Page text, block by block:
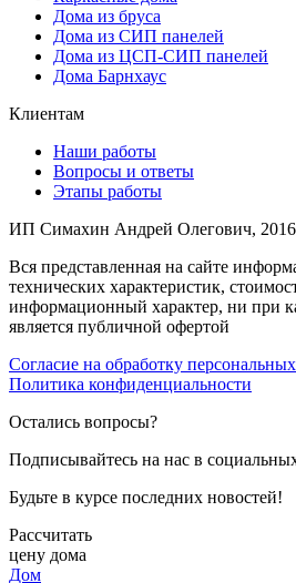
Дома из бруса
Дома из СИП панелей
Дома из ЦСП-СИП панелей
Дома Барнхаус
Клиентам
Наши работы
Вопросы и ответы
Этапы работы
ИП Симахин Андрей Олегович,
Вся представленная на сайте
технических характеристик,
информационный характер, ни при
является публичной офертой
Согласие на обработку
Политика конфиденциальности
Остались вопросы?
Подписывайтесь на нас в
Будьте в курсе последних новостей!
Рассчитать
цену дома
Дом